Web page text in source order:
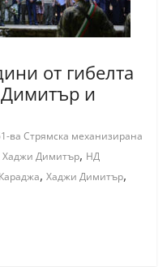
от гибелта
и
ва Стрямска механизирана
Хаджи Димитър, НД
,Хаджи Димитър,